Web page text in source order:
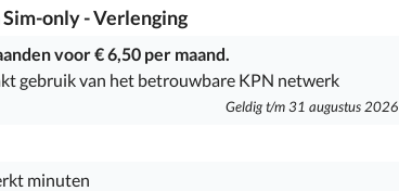
Sim-only - Verlenging
voor € 6,50 per maand.
gebruik van het betrouwbare KPN netwerk
Geldig t/m 31 augustus 2026
minuten